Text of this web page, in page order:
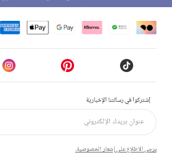
إشتركوا في رسالتنا الإخبارية
يرجى الاطلاع على إشعار الخصوصية.